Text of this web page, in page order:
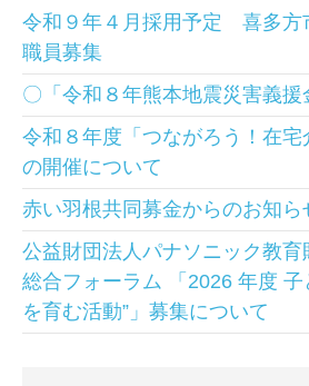
令和９年４月採用予定 喜多方
職員募集
〇「令和８年熊本地震災害義
令和８年度「つながろう！在宅
の開催について
赤い羽根共同募金からのお知ら
公益財団法人パナソニック教育
総合フォーラム 「2026 年度 子
を育む活動”」募集について